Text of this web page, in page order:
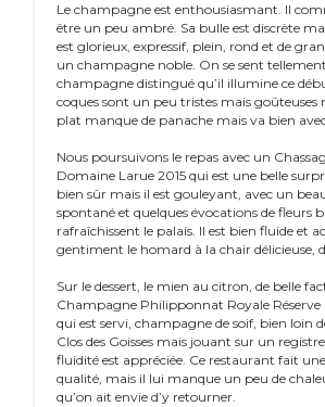
Le champagne est enthousiasmant. Il
être un peu ambré. Sa bulle est discrète
est glorieux, expressif, plein, rond et de
un champagne noble. On se sent
champagne distingué qu’il illumine ce
coques sont un peu tristes mais
plat manque de panache mais va bien
Nous poursuivons le repas avec un
Domaine Larue 2015 qui est une belle
bien sûr mais il est gouleyant, avec un
spontané et quelques évocations de fleurs
rafraîchissent le palais. Il est bien fluide et
gentiment le homard à la chair délicieuse,
Sur le dessert, le mien au citron, de belle
Champagne Philipponnat Royale Réserve
qui est servi, champagne de soif, bien loin
Clos des Goisses mais jouant sur un
fluidité est appréciée. Ce restaurant fait
qualité, mais il lui manque un peu de
qu’on ait envie d’y retourner.